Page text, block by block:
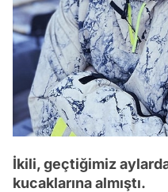
İkili, geçtiğimiz
kucaklarına almıştı.